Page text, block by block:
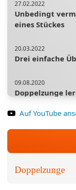
27.02.2022
Unbedingt
eines Stückes
20.03.2022
Drei einfache
09.08.2020
Doppelzunge
14.02.2021
Das
tubalernen.de
22.12.2019
Auf YouTube
Doppelzunge